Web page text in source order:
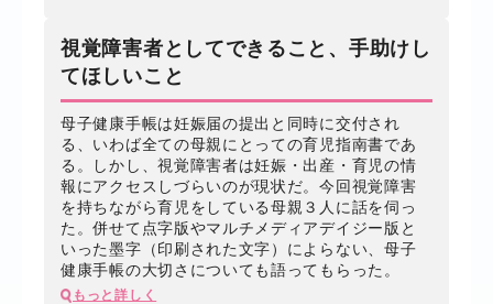
視覚障害者としてできること、手助けし
てほしいこと
母子健康手帳は妊娠届の提出と同時に交付され
る、いわば全ての母親にとっての育児指南書であ
る。しかし、視覚障害者は妊娠・出産・育児の情
報にアクセスしづらいのが現状だ。今回視覚障害
を持ちながら育児をしている母親３人に話を伺っ
た。併せて点字版やマルチメディアデイジー版と
いった墨字（印刷された文字）によらない、母子
健康手帳の大切さについても語ってもらった。
もっと詳しく